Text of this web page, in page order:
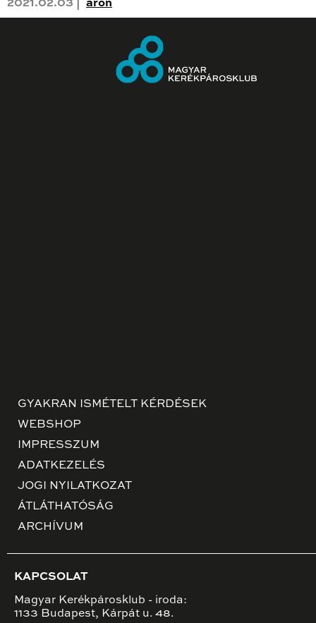
2021.02.03 | aron
GYAKRAN ISMÉTELT KÉRDÉSEK
WEBSHOP
IMPRESSZUM
ADATKEZELÉS
JOGI NYILATKOZAT
ÁTLÁTHATÓSÁG
ARCHÍVUM
KAPCSOLAT
Magyar Kerékpárosklub - iroda:
1133 Budapest, Kárpát u. 48.